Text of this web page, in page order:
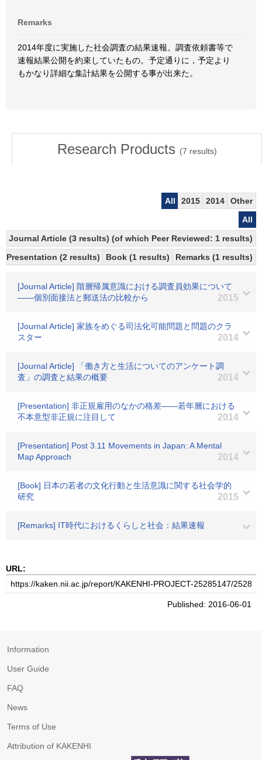
Remarks
2014年度に実施した社会調査の結果速報。調査依頼書等で
速報結果公開を約束していたもの。予定通りに，予定より
もかなり詳細な集計結果を公開する事が出来た。
Research Products (7 results)
All 2015 2014
Other
All
Journal Article (3 results) (of which Peer Reviewed: 1 results)
Presentation (2 results)
Book (1 results) Remarks (1 results)
[Journal Article] 階層帰属意識における調査員効果について
――個別面接法と郵送法の比較から
2015
[Journal Article] 家族をめぐる司法化可能問題と問題のクラ
スター
2014
[Journal Article] 「働き方と生活についてのアンケート調
査」の調査と結果の概要
2014
[Presentation] 非正規雇用のなかの格差――若年層における
不本意型非正規に注目して
2014
[Presentation] Post 3.11 Movements in Japan: A Mental
Map Approach
2014
[Book] 日本の若者の文化行動と生活意識に関する社会学的
研究
2015
[Remarks] IT時代におけるくらしと社会：結果速報
URL:
Published: 2016-06-01
Information
User Guide
FAQ
News
Terms of Use
Attribution of KAKENHI